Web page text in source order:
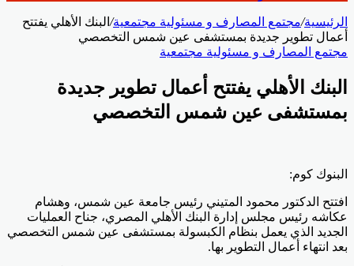
الرئيسية/مجتمع المصارف و مسئولية مجتمعية/البنك الأهلي يفتتح
أعمال تطوير جديدة بمستشفى عين شمس التخصصي
مجتمع المصارف و مسئولية مجتمعية
البنك الأهلي يفتتح أعمال تطوير جديدة
بمستشفى عين شمس التخصصي
البنوك كوم:
افتتح الدكتور محمود المتيني رئيس جامعة عين شمس، وهشام
عكاشه رئيس مجلس إدارة البنك الأهلي المصري، جناح العمليات
الجديد الذي يعمل بنظام الكبسولة بمستشفى عين شمس التخصصي
بعد انتهاء أعمال التطوير بها.